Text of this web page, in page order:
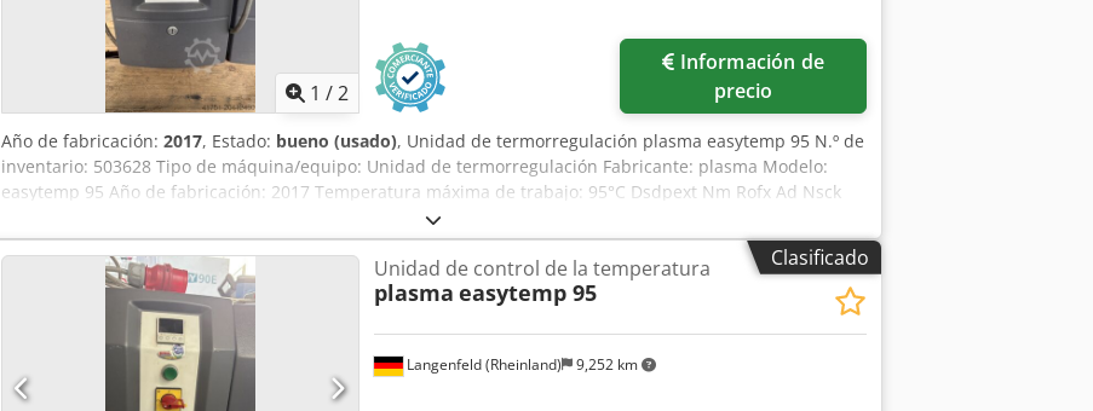
Pedir más fotos
1 /2
precio
Año de fabricación: 2017, Estado: bueno (usado), Unidad de termorregulación plasma easytemp 95 N.º de
inventario: 503628 Tipo de máquina/equipo: Unidad de termorregulación Fabricante: plasma Modelo:
easytemp 95 Año de fabricación: 2017 Temperatura máxima de trabajo: 95°C Dsdpext Nm Rofx Ad Nsck
Potencia de calefacción: 6 kW Potencia de refrigeración: 40 kW (80 °C impulsión / 15 °C agua de
refrigeración) Fluido caloportador: Agua
Clasificado
Langenfeld (Rheinland) 9,252 km
Unidad de control de la temperatura
plasma easytemp 95